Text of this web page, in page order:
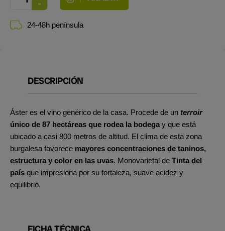
24-48h península
DESCRIPCIÓN
Áster es el vino genérico de la casa. Procede de un terroir
único de 87 hectáreas que rodea la bodega y que está
ubicado a casi 800 metros de altitud. El clima de esta zona
burgalesa favorece mayores concentraciones de taninos,
estructura y color en las uvas. Monovarietal de Tinta del
país que impresiona por su fortaleza, suave acidez y
equilibrio.